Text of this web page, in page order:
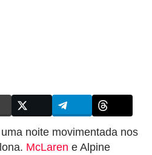
noite movimentada nos
McLaren e Alpine